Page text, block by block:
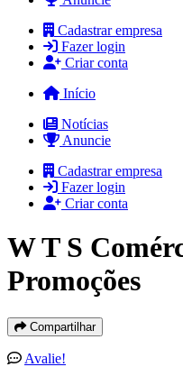
Cadastrar empresa
Fazer login
Criar conta
Início
Notícias
Anuncie
Cadastrar empresa
Fazer login
Criar conta
W T S
Promoções
Compartilhar
Avalie!